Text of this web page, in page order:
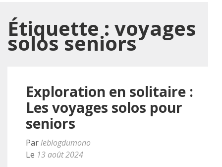
Étiquette : voyages
solos seniors
Exploration en solitaire :
Les voyages solos pour
seniors
Parleblogdumono
Le 13 août 2024